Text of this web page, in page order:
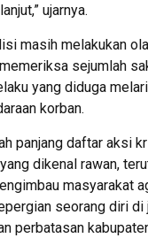
ujarnya.
masih melakukan
sejumlah
yang diduga
korban.
panjang daftar aksi
dikenal rawan,
masyarakat
seorang diri di
perbatasan